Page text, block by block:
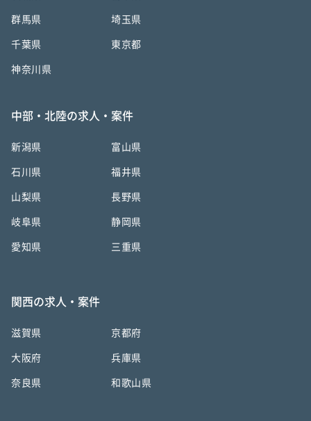
群馬県 埼玉県
千葉県 東京都
神奈川県
中部・北陸の求人・案件
新潟県 富山県
石川県 福井県
山梨県 長野県
岐阜県 静岡県
愛知県 三重県
関西の求人・案件
滋賀県 京都府
大阪府 兵庫県
奈良県 和歌山県